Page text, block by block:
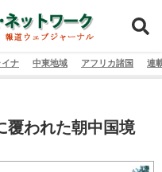
イナ 中東地域 アフリカ諸国 連
覆われた朝中国境